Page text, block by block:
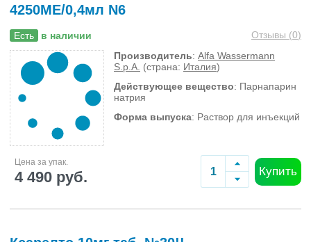
4250МЕ/0,4мл N6
Есть в наличии Отзывы (0)
Производитель: Alfa Wassermann
S.p.A. (страна: Италия)
Действующее вещество: Парнапарин
натрия
Форма выпуска: Раствор для инъекций
Цена за упак.
4 490 руб. Купить